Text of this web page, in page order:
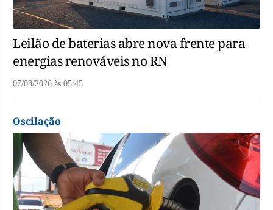
Leilão de baterias abre nova frente para
energias renováveis no RN
07/08/2026 às 05:45
Oscilação